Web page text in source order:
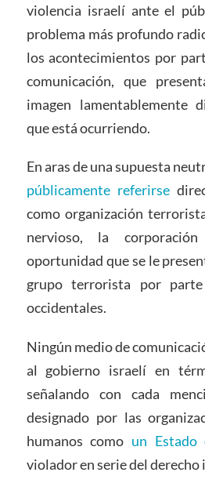
violencia israelí ante el
problema más profundo
los acontecimientos por
comunicación, que
imagen lamentablemente
que está ocurriendo.
En aras de una supuesta
públicamente referirse
como organización
nervioso, la
oportunidad que se le
grupo terrorista por
occidentales.
Ningún medio de
al gobierno israelí en
señalando con cada
designado por las
humanos como un Estado
violador en serie del